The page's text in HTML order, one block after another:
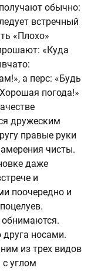
обычно:
встречный
«Плохо»
«Куда
а перс: «Будь
погода!»
дружеским
правые руки
чисты.
даже
и
поочередно и
носами.
из трех видов
углом